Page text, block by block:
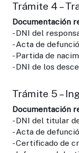
Trámite 4 –
Documentación
- DNI del
- Acta de
- Partida de
- DNI de los
Trámite 5 –
Documentación
- DNI del titular
- Acta de
- Certificado de